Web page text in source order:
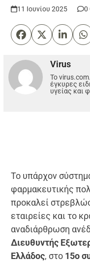
11 Ιουνίου 2025 0
Virus
Το
έγκυρες
υγείας και
Το υπάρχον
φαρμακευτικής
προκαλεί
εταιρείες και το
αναδιάρθρωση
Διευθυντής
Ελλάδος, στο 15ο